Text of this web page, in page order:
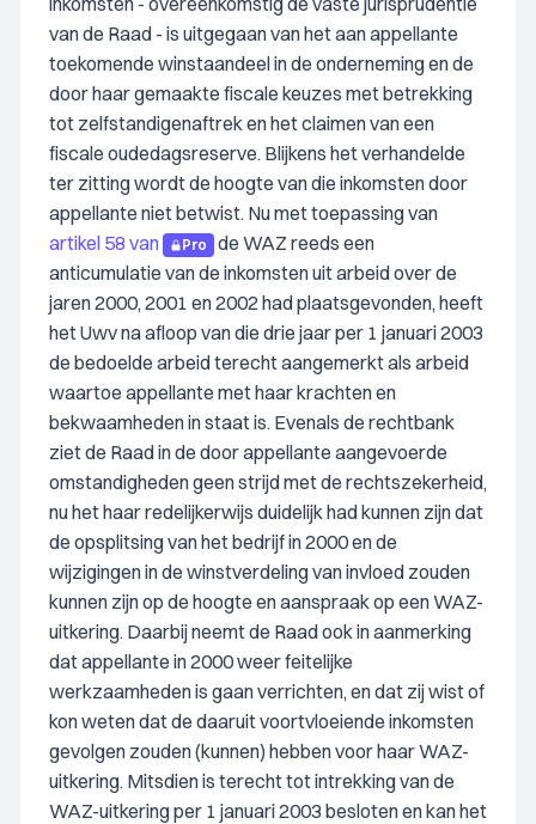
van de Raad - is uitgegaan van het aan appellante
toekomende winstaandeel in de onderneming en de
door haar gemaakte fiscale keuzes met betrekking
tot zelfstandigenaftrek en het claimen van een
fiscale oudedagsreserve. Blijkens het verhandelde
ter zitting wordt de hoogte van die inkomsten door
appellante niet betwist. Nu met toepassing van
artikel 58 van
Pro
de WAZ reeds een
anticumulatie van de inkomsten uit arbeid over de
jaren 2000, 2001 en 2002 had plaatsgevonden, heeft
het Uwv na afloop van die drie jaar per 1 januari 2003
de bedoelde arbeid terecht aangemerkt als arbeid
waartoe appellante met haar krachten en
bekwaamheden in staat is. Evenals de rechtbank
ziet de Raad in de door appellante aangevoerde
omstandigheden geen strijd met de rechtszekerheid,
nu het haar redelijkerwijs duidelijk had kunnen zijn dat
de opsplitsing van het bedrijf in 2000 en de
wijzigingen in de winstverdeling van invloed zouden
kunnen zijn op de hoogte en aanspraak op een WAZ-
uitkering. Daarbij neemt de Raad ook in aanmerking
dat appellante in 2000 weer feitelijke
werkzaamheden is gaan verrichten, en dat zij wist of
kon weten dat de daaruit voortvloeiende inkomsten
gevolgen zouden (kunnen) hebben voor haar WAZ-
uitkering. Mitsdien is terecht tot intrekking van de
WAZ-uitkering per 1 januari 2003 besloten en kan het